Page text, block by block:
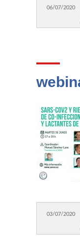
06/07/2020
03/07/2020